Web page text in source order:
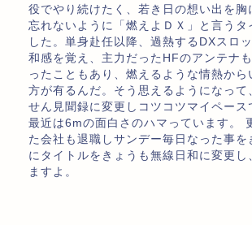
役でやり続けたく、若き日の想い出を胸
忘れないように「燃えよＤＸ」と言うタ
した。単身赴任以降、過熱するDXスロ
和感を覚え、主力だったHFのアンテナ
ったこともあり、燃えるような情熱から
方が有るんだ。そう思えるようになって
せん見聞録に変更しコツコツマイペース
最近は6mの面白さのハマっています。
た会社も退職しサンデー毎日なった事を
にタイトルをきょうも無線日和に変更し
ますよ。